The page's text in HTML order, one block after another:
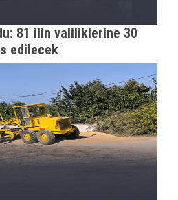
30
edilecek